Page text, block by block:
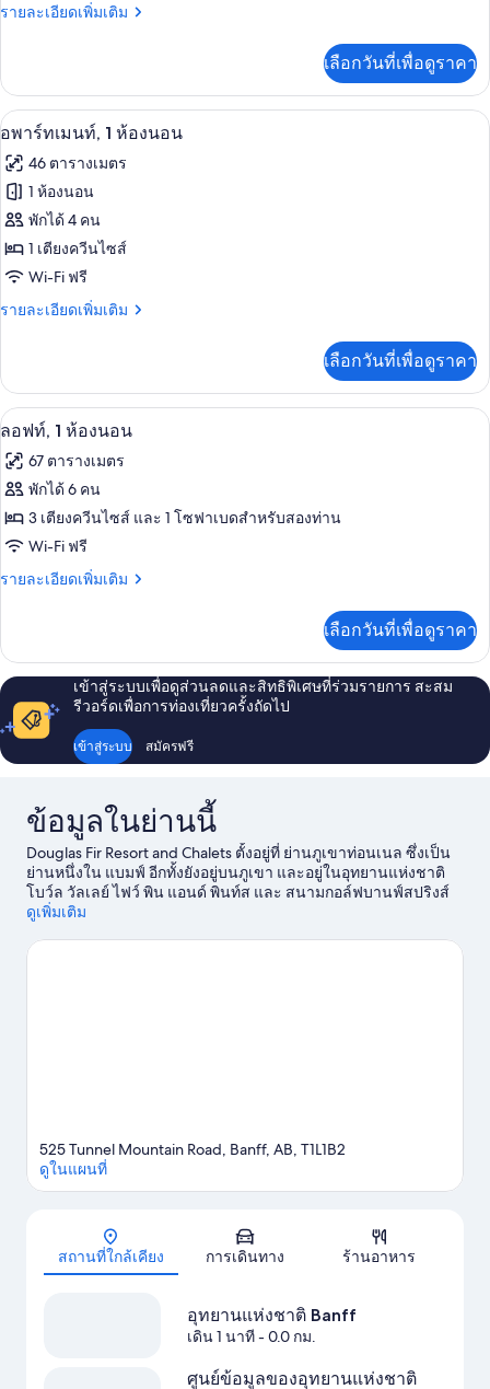
และ
ครัว
รายละเอียดเพิ่มเติม
ราย
เกี่ยว
กับ
ลอฟท์
เลือกวันที่เพื่อดูราคา
เปิด
ภาพถ่าย
ทั้งหมด
ของ
อ
พาร์
ท
นท์,
ห้อง
นอน
ตู้เย็นขนาดใหญ่, ไมโครเวฟ, เตาอบ, เ
6
อพาร์ทเมนท์, 1 ห้องนอน
46 ตารางเมตร
1 ห้องนอน
พักได้ 4 คน
1 เตียงควีนไซส์
Wi-Fi ฟรี
รายละเอียดเพิ่มเติม
ราย
เกี่ยว
กับ
อ
ท
เม
ห้อง
เลือกวันที่เพื่อดูราคา
เปิด
ภาพถ่าย
ทั้งหมด
ของ
ลอฟท์,
1
ลอฟท์, 1 ห้องนอน | ตู้นิรภัยในห้องพัก,
5
ลอฟท์, 1 ห้องนอน
67 ตารางเมตร
พักได้ 6 คน
3 เตียงควีนไซส์ และ 1 โซฟาเบดสำหรับสองท่าน
Wi-Fi ฟรี
รายละเอียดเพิ่มเติม
ราย
เกี่ยว
กับ
ลอฟท์,
ห้อง
นอน
เลือกวันที่เพื่อดูราคา
เข้าสู่ระบบเพื่อดูส่วนลดและสิทธิพิเศษที่ร่วมรายการ สะสม
รีวอร์ดเพื่อการท่องเที่ยวครั้งถัดไป
เข้าสู่ระบบ สมัครฟรี
ข้อมูลในย่านนี้
Douglas Fir Resort and Chalets ตั้งอยู่ที่ ย่านภูเขาท่อนเนล ซึ่งเป็น
ย่านหนึ่งใน แบมฟ์ อีกทั้งยังอยู่บนภูเขา และอยู่ในอุทยานแห่งชาติ
โบว์ล วัลเลย์ ไฟว์ พิน แอนด์ พินท์ส และ สนามกอล์ฟบานฟ์สปริงส์
คือสถานที่ห้ามพลาดสำหรับนักเดินทางที่ชื่นชอบการทำกิจกรรม
ทันเนลเมาน์เทน และ แหล่งประวัติศาสตร์แห่งชาติเคฟแอนด์เบซิน
ดูเพิ่มเติม
แผนที่
525 Tunnel Mountain Road, Banff, AB, T1L1B2
ดูในแผนที่
สถานที่ใกล้เคียง การเดินทาง ร้านอาหาร
อุทยานแห่งชาติ Banff
เดิน 1 นาที- 0.0 กม.
ศูนย์ข้อมูลของอุทยานแห่งชาติ